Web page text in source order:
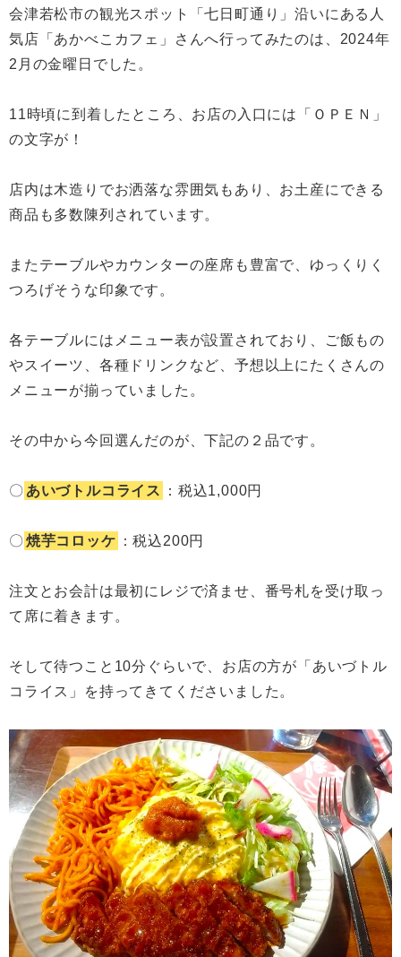
会津若松市の観光スポット「七日町通り」沿いにある人
気店「あかべこカフェ」さんへ行ってみたのは、2024年
2月の金曜日でした。
11時頃に到着したところ、お店の入口には「ＯＰＥＮ」
の文字が！
店内は木造りでお洒落な雰囲気もあり、お土産にできる
商品も多数陳列されています。
またテーブルやカウンターの座席も豊富で、ゆっくりく
つろげそうな印象です。
各テーブルにはメニュー表が設置されており、ご飯もの
やスイーツ、各種ドリンクなど、予想以上にたくさんの
メニューが揃っていました。
その中から今回選んだのが、下記の２品です。
〇 あいづトルコライス ：税込1,000円
〇 焼芋コロッケ ：税込200円
注文とお会計は最初にレジで済ませ、番号札を受け取っ
て席に着きます。
そして待つこと10分ぐらいで、お店の方が「あいづトル
コライス」を持ってきてくださいました。